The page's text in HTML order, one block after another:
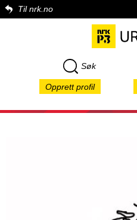
Til nrk.no
Søk
Opprett profil